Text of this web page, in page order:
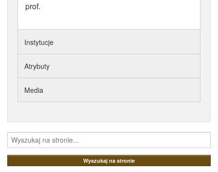
prof.
Instytucje
Atrybuty
Media